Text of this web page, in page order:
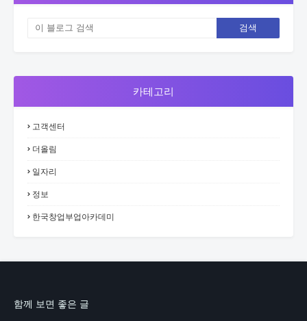
카테고리
고객센터
더올림
일자리
정보
한국창업부업아카데미
함께 보면 좋은 글